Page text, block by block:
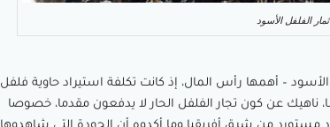
الفلفل الأسود
– أهمها رأس المال، إذ كانت تكلفة استيراد حاوية فلفل
عن كون تجار الفلفل الحار لا يدفعون مقدما، خصوصا